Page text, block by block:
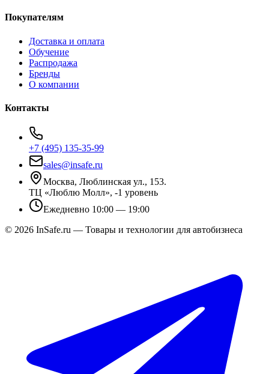
Покупателям
Доставка и оплата
Обучение
Распродажа
Бренды
О компании
Контакты
+7 (495) 135-35-99
sales@insafe.ru
Москва, Люблинская ул., 153.
ТЦ «Люблю Молл», -1 уровень
Ежедневно 10:00 — 19:00
© 2026 InSafe.ru — Товары и технологии для автобизнеса